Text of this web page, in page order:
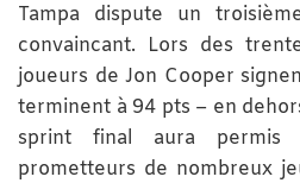
Tampa dispute un
convaincant. Lors des
joueurs de Jon Cooper
terminent à 94 pts – en
sprint final aura
prometteurs de nombreux